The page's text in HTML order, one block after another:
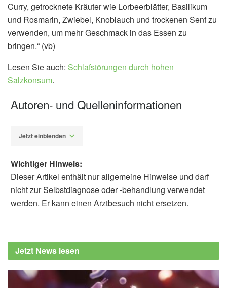
Curry, getrocknete Kräuter wie Lorbeerblätter, Basilikum
und Rosmarin, Zwiebel, Knoblauch und trockenen Senf zu
verwenden, um mehr Geschmack in das Essen zu
bringen.“ (vb)
Lesen Sie auch: Schlafstörungen durch hohen
Salzkonsum.
Autoren- und Quelleninformationen
Jetzt einblenden
Is Hiding in Your Food? (veröffentlicht:
14.09.2020),
Wichtiger Hinweis:
Dieser Artikel enthält nur allgemeine Hinweise und darf
nicht zur Selbstdiagnose oder -behandlung verwendet
werden. Er kann einen Arztbesuch nicht ersetzen.
Jetzt News lesen